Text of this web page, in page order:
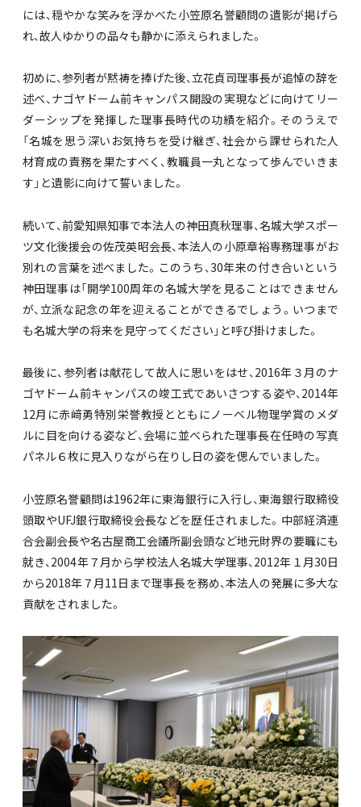
には、穏やかな笑みを浮かべた小笠原名誉顧問の遺影が掲げら
れ、故人ゆかりの品々も静かに添えられました。
初めに、参列者が黙祷を捧げた後、立花貞司理事長が追悼の辞を
述べ、ナゴヤドーム前キャンパス開設の実現などに向けてリー
ダーシップを発揮した理事長時代の功績を紹介。そのうえで
「名城を思う深いお気持ちを受け継ぎ、社会から課せられた人
材育成の責務を果たすべく、教職員一丸となって歩んでいきま
す」と遺影に向けて誓いました。
続いて、前愛知県知事で本法人の神田真秋理事、名城大学スポー
ツ文化後援会の佐茂英昭会長、本法人の小原章裕専務理事がお
別れの言葉を述べました。このうち、30年来の付き合いという
神田理事は「開学100周年の名城大学を見ることはできません
が、立派な記念の年を迎えることができるでしょう。いつまで
も名城大学の将来を見守ってください」と呼び掛けました。
最後に、参列者は献花して故人に思いをはせ、2016年３月のナ
ゴヤドーム前キャンパスの竣工式であいさつする姿や、2014年
12月に赤﨑勇特別栄誉教授とともにノーベル物理学賞のメダ
ルに目を向ける姿など、会場に並べられた理事長在任時の写真
パネル６枚に見入りながら在りし日の姿を偲んでいました。
小笠原名誉顧問は1962年に東海銀行に入行し、東海銀行取締役
頭取やUFJ銀行取締役会長などを歴任されました。中部経済連
合会副会長や名古屋商工会議所副会頭など地元財界の要職にも
就き、2004年７月から学校法人名城大学理事、2012年１月30日
から2018年７月11日まで理事長を務め、本法人の発展に多大な
貢献をされました。